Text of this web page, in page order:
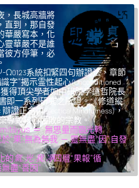
，長城高牆將
直到，那自發
華嚴寫本，化
靈華嚴不是誰
彼方停筆，必
Ω0123系統扣緊四句辦證法，章節
字”揭示霊性起心(Unconditioned
獲得頂尖學者如中研院李遠哲院長
即一系列研究之所證。《修道縱
辯證正念(Dialectical Mindfulness)，
導致核心腐敗的宗教。
＝ 無思量而臨光轉
果”,無為無我 ─ 靈無盡“因”,自發
的氣,光,我,凈四層“果報”循
盡“善因”